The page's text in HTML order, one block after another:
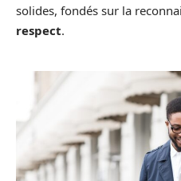
solides, fondés sur la
respect.